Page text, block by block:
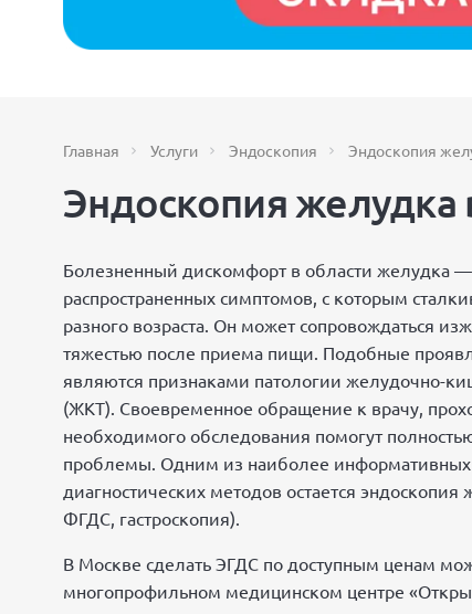
Главная Услуги Эндоскопия Эндоскопия
Эндоскопия желудка
Болезненный дискомфорт в области желудка
распространенных симптомов, с которым
разного возраста. Он может сопровождаться
тяжестью после приема пищи. Подобные
являются признаками патологии желудочно-
(ЖКТ). Своевременное обращение к врачу,
необходимого обследования помогут
проблемы. Одним из наиболее информативных
диагностических методов остается
ФГДС, гастроскопия).
В Москве сделать ЭГДС по доступным ценам
многопрофильном медицинском центре